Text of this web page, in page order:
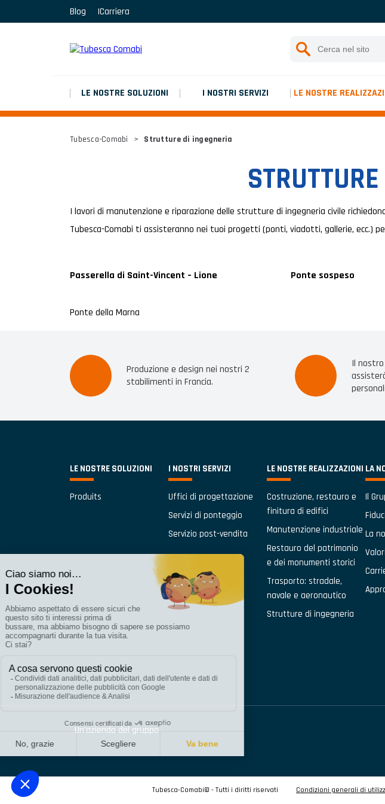
Blog Carriera
Rechercher :
Inizia una ricerca
Platinium double chantier
Platinium double chantier
Platinium double chantier
Istruzioni di montaggio
LE NOSTRE SOLUZIONI I NOSTRI SERVIZI LE NOSTRE
Tubesca-Comabi > Strutture di ingegneria
I lavori di manutenzione e riparazione delle strutture di ingegneria civile
Tubesca-Comabi ti assisteranno nei tuoi progetti (ponti, viadotti, gallerie, ecc.)
Passerella di Saint-Vincent – Lione Ponte sospeso
Ponte della Marna
Produzione e design nei nostri 2
stabilimenti in Francia.
Il
LE NOSTRE SOLUZIONI
Produits
I NOSTRI SERVIZI
Uffici di progettazione
Servizi di ponteggio
Servizio post-vendita
LE NOSTRE REALIZZAZIONI
Costruzione, restauro e
finitura di edifici
Manutenzione industriale
Restauro del patrimonio
e dei monumenti storici
Trasporto: stradale,
navale e aeronautico
Strutture di ingegneria
LA
Il
La
Valori
Un'azienda del gruppo
Tubesca-Comabi© - Tutti i diritti riservati Condizioni generali di